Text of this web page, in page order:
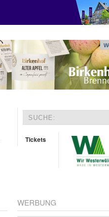
Tickets
WERBUNG